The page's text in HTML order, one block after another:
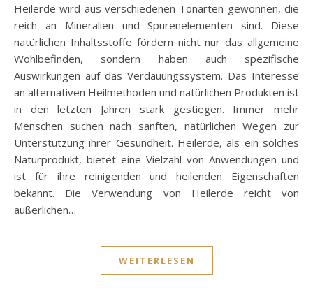
Heilerde wird aus verschiedenen Tonarten gewonnen, die
reich an Mineralien und Spurenelementen sind. Diese
natürlichen Inhaltsstoffe fördern nicht nur das allgemeine
Wohlbefinden, sondern haben auch spezifische
Auswirkungen auf das Verdauungssystem. Das Interesse
an alternativen Heilmethoden und natürlichen Produkten ist
in den letzten Jahren stark gestiegen. Immer mehr
Menschen suchen nach sanften, natürlichen Wegen zur
Unterstützung ihrer Gesundheit. Heilerde, als ein solches
Naturprodukt, bietet eine Vielzahl von Anwendungen und
ist für ihre reinigenden und heilenden Eigenschaften
bekannt. Die Verwendung von Heilerde reicht von
äußerlichen…
WEITERLESEN